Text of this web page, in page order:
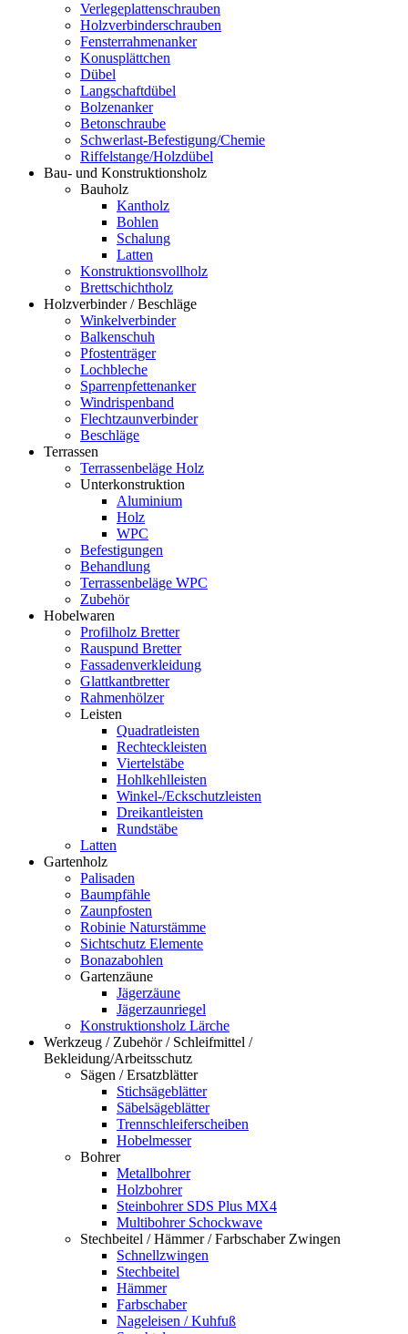
Verlegeplattenschrauben
Holzverbinderschrauben
Fensterrahmenanker
Konusplättchen
Dübel
Langschaftdübel
Bolzenanker
Betonschraube
Schwerlast-Befestigung/Chemie
Riffelstange/Holzdübel
Bau- und Konstruktionsholz
Bauholz
Kantholz
Bohlen
Schalung
Latten
Konstruktionsvollholz
Brettschichtholz
Holzverbinder / Beschläge
Winkelverbinder
Balkenschuh
Pfostenträger
Lochbleche
Sparrenpfettenanker
Windrispenband
Flechtzaunverbinder
Beschläge
Terrassen
Terrassenbeläge Holz
Unterkonstruktion
Aluminium
Holz
WPC
Befestigungen
Behandlung
Terrassenbeläge WPC
Zubehör
Hobelwaren
Profilholz Bretter
Rauspund Bretter
Fassadenverkleidung
Glattkantbretter
Rahmenhölzer
Leisten
Quadratleisten
Rechteckleisten
Viertelstäbe
Hohlkehlleisten
Winkel-/Eckschutzleisten
Dreikantleisten
Rundstäbe
Latten
Gartenholz
Palisaden
Baumpfähle
Zaunpfosten
Robinie Naturstämme
Sichtschutz Elemente
Bonazabohlen
Gartenzäune
Jägerzäune
Jägerzaunriegel
Konstruktionsholz Lärche
Werkzeug / Zubehör / Schleifmittel /
Bekleidung/Arbeitsschutz
Sägen / Ersatzblätter
Stichsägeblätter
Säbelsägeblätter
Trennschleiferscheiben
Hobelmesser
Bohrer
Metallbohrer
Holzbohrer
Steinbohrer SDS Plus MX4
Multibohrer Schockwave
Stechbeitel / Hämmer / Farbschaber Zwingen
Schnellzwingen
Stechbeitel
Hämmer
Farbschaber
Nageleisen / Kuhfuß